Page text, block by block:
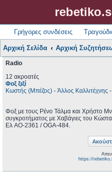
Γρήγορες συνδέσεις
Αρχική Σελίδα Αρχική
Radio
12 ακροατές
Φοξ ξιξί
Κωστής (Μπέζος) - Άλλος Καλλιτέχνης
Φοξ με τους Ρένο Τάλμα και Χρήστο
συγκροτήματος με Χαβάγιες του
Ελ AO-2361 / OGA-484.
https://